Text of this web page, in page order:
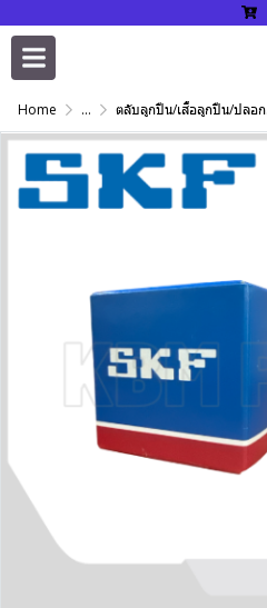
Home ... ตลับลูกปืน/เสื้อลูกปืน/ปลอกปรับเพลา/แหวนกำหนด/เพลาฮาร์ดโครม